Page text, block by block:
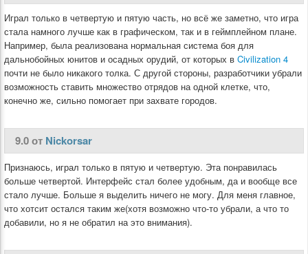
Играл только в четвертую и пятую часть, но всё же заметно, что игра
стала намного лучше как в графическом, так и в геймплейном плане.
Например, была реализована нормальная система боя для
дальнобойных юнитов и осадных орудий, от которых в Civilization 4
почти не было никакого толка. С другой стороны, разработчики убрали
возможность ставить множество отрядов на одной клетке, что,
конечно же, сильно помогает при захвате городов.
9.0 от Nickorsar
Признаюсь, играл только в пятую и четвертую. Эта понравилась
больше четвертой. Интерфейс стал более удобным, да и вообще все
стало лучше. Больше я выделить ничего не могу. Для меня главное,
что хотсит остался таким же(хотя возможно что-то убрали, а что то
добавили, но я не обратил на это внимания).